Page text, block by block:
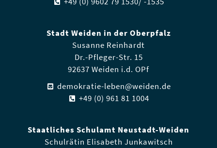
Stadt Weiden in der Oberpfalz
Susanne Reinhardt
Dr.-Pfleger-Str. 15
92637 Weiden i.d. OPf
demokratie-leben@weiden.de
+49 (0) 961 81 1004
Staatliches Schulamt Neustadt-Weiden
Schulrätin Elisabeth Junkawitsch